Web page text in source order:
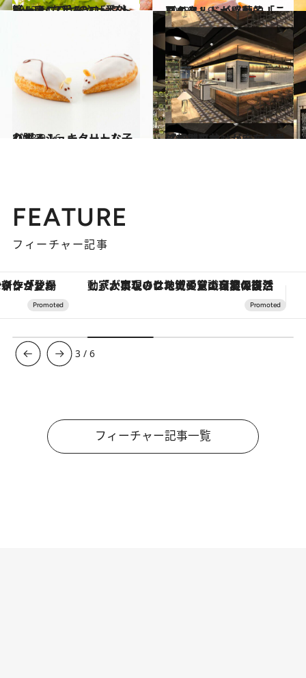
2013.11.21
Sweetsな手みやげ番外篇 ナニワヤのローストビーフ
グルメ 2013.11.9
栗のタルトが感動的！ スイス・ドイツ菓子「こしもと」
グルメ
2013.9.16
心躍る！ キュートな子ねずみシュークリーム
グルメ 2013.12.16
「成城石井」が麻布十番に新型ワインバーをオープン
旅＆お出かけ
FEATURE
フィーチャー記事
「大事なのは地域の意識を変えること」。ロレックス賞受賞の自然保護活動家が実現させたナイジェリアの自然環境の復活
3 /6
フィーチャー記事一覧